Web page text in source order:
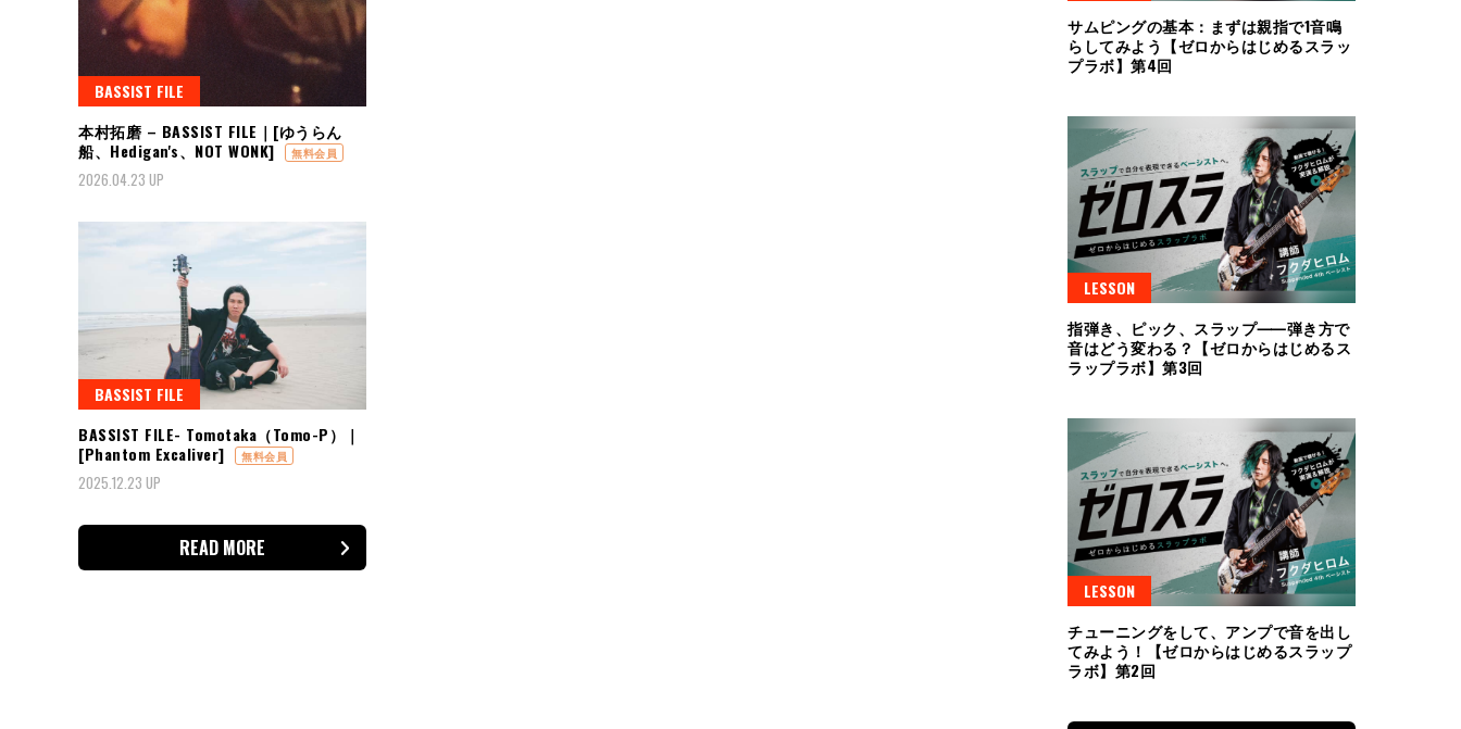
BASSIST FILE
本村拓磨 – BASSIST FILE｜[ゆうらん
船、Hedigan's、NOT WONK]
無料会員
2026.04.23 UP
BASSIST FILE
BASSIST FILE- Tomotaka（Tomo-P）｜
[Phantom Excaliver]
無料会員
2025.12.23 UP
READ MORE
サムピングの基本：まずは親指で1音鳴
らしてみよう【ゼロからはじめるスラッ
プラボ】第4回
LESSON
指弾き、ピック、スラップ⸺弾き方で
音はどう変わる？【ゼロからはじめるス
ラップラボ】第3回
LESSON
チューニングをして、アンプで音を出し
てみよう！【ゼロからはじめるスラップ
ラボ】第2回